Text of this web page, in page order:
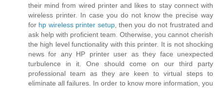
their mind from wired printer and likes to stay connect with
wireless printer. In case you do not know the precise way
for hp wireless printer setup, then you do not frustrated and
ask help with proficient team. Otherwise, you cannot cherish
the high level functionality with this printer. It is not shocking
news for any HP printer user as they face unexpected
turbulence in it. One should come on our third party
professional team as they are keen to virtual steps to
eliminate all failures. In order to know more information, you